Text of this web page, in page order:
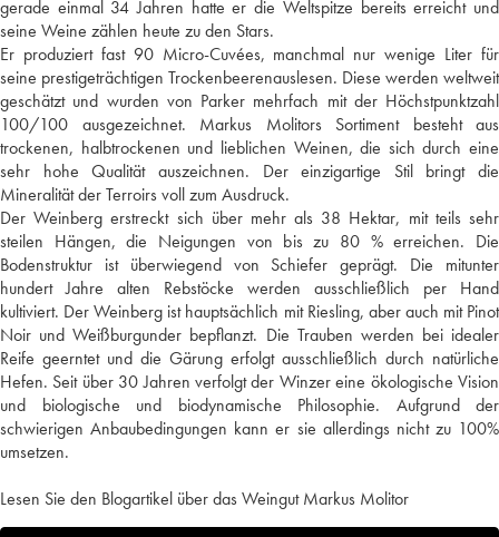
gerade einmal 34 Jahren hatte er die Weltspitze bereits erreicht und
seine Weine zählen heute zu den Stars.
Er produziert fast 90 Micro-Cuvées, manchmal nur wenige Liter für
seine prestigeträchtigen Trockenbeerenauslesen. Diese werden weltweit
geschätzt und wurden von Parker mehrfach mit der Höchstpunktzahl
100/100 ausgezeichnet. Markus Molitors Sortiment besteht aus
trockenen, halbtrockenen und lieblichen Weinen, die sich durch eine
sehr hohe Qualität auszeichnen. Der einzigartige Stil bringt die
Mineralität der Terroirs voll zum Ausdruck.
Der Weinberg erstreckt sich über mehr als 38 Hektar, mit teils sehr
steilen Hängen, die Neigungen von bis zu 80 % erreichen. Die
Bodenstruktur ist überwiegend von Schiefer geprägt. Die mitunter
hundert Jahre alten Rebstöcke werden ausschließlich per Hand
kultiviert. Der Weinberg ist hauptsächlich mit Riesling, aber auch mit Pinot
Noir und Weißburgunder bepflanzt. Die Trauben werden bei idealer
Reife geerntet und die Gärung erfolgt ausschließlich durch natürliche
Hefen. Seit über 30 Jahren verfolgt der Winzer eine ökologische Vision
und biologische und biodynamische Philosophie. Aufgrund der
schwierigen Anbaubedingungen kann er sie allerdings nicht zu 100%
umsetzen.
Lesen Sie den Blogartikel über das Weingut Markus Molitor